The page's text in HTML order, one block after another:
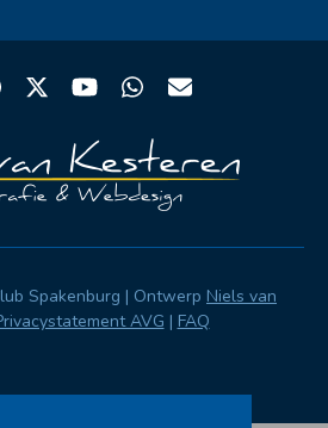
TwitterYouTubeWhatsapp
Email
Spakenburg | Ontwerp Niels van
AVG | FAQ